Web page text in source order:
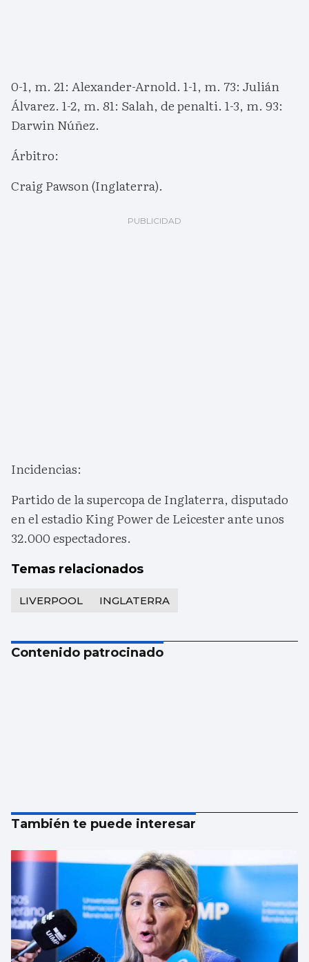
0-1, m. 21: Alexander-Arnold. 1-1, m. 73: Julián
Álvarez. 1-2, m. 81: Salah, de penalti. 1-3, m. 93:
Darwin Núñez.
Árbitro:
Craig Pawson (Inglaterra).
Incidencias:
Partido de la supercopa de Inglaterra, disputado
en el estadio King Power de Leicester ante unos
32.000 espectadores.
Temas relacionados
LIVERPOOL INGLATERRA
Contenido patrocinado
También te puede interesar